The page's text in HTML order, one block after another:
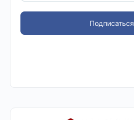
Подписаться